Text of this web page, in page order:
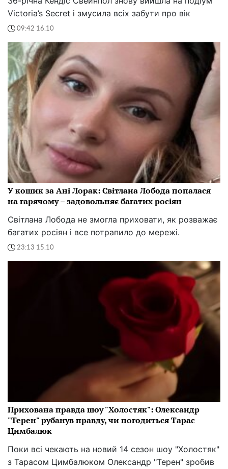
Victoria’s Secret і змусила всіх забути про вік
09:42 16.10
У кошик за Ані Лорак: Світлана Лобода попалася
на гарячому – задовольняє багатих росіян
Світлана Лобода не змогла приховати, як розважає
багатих росіян і все потрапило до мережі.
23:13 15.10
Прихована правда шоу "Холостяк": Олександр
"Терен" рубанув правду, чи погодиться Тарас
Цимбалюк
Поки всі чекають на новий 14 сезон шоу "Холостяк"
з Тарасом Цимбалюком Олександр "Терен" зробив